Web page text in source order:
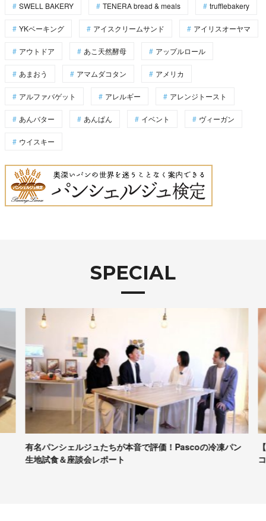
SWELL BAKERY TENERA bread & meals trufflebakery
YKベーキング アイスクリームサンド アイリスオーヤマ
アウトドア あこ天然酵母 アップルロール
あまおう アマムダコタン アメリカ
アルファバゲット アレルギー アレンジトースト
あんバター あんぱん イベント ヴィーガン
ウイスキー
SPECIAL
有名パンシェルジュたちが本音で評価！Pascoの冷凍パン
生地試食＆座談会レポート